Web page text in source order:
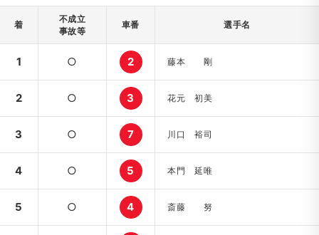
着
不成立
事故等
車番 選手名
1 ○ 2 藤本 剛
2 ○ 3 花元 初美
3 ○ 7 川口 裕司
4 ○ 5 本門 延唯
5 ○ 4 斎藤 努